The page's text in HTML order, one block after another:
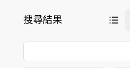
搜尋結果